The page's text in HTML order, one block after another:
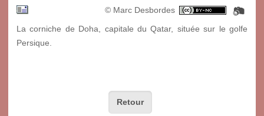
© Marc Desbordes
La corniche de Doha, capitale du Qatar, située sur le golfe
Persique.
Retour